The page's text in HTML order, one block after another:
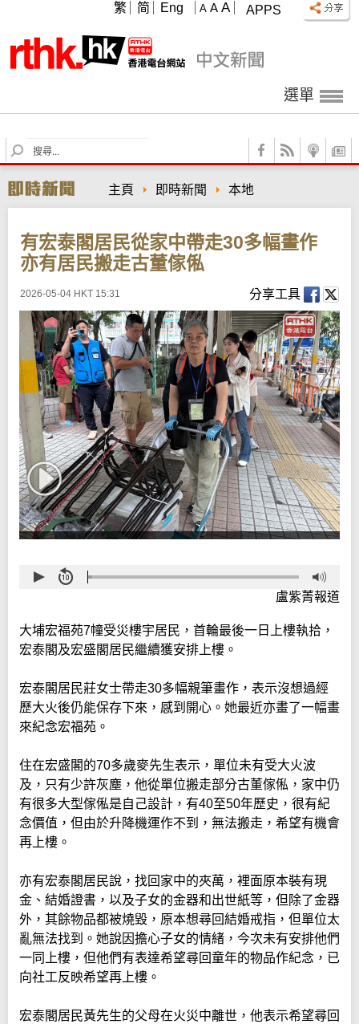
APPS
A A A
繁 简 Eng
選單
S
e
r
c
主頁 即時新聞 本地
有宏泰閣居民從家中帶走30多幅畫作
亦有居民搬走古董傢俬
2026-05-04 HKT 15:31 分享工具
盧紫菁報道
大埔宏福苑7幢受災樓宇居民，首輪最後一日上樓執拾，
宏泰閣及宏盛閣居民繼續獲安排上樓。
宏泰閣居民莊女士帶走30多幅親筆畫作，表示沒想過經
歷大火後仍能保存下來，感到開心。她最近亦畫了一幅畫
來紀念宏福苑。
住在宏盛閣的70多歲麥先生表示，單位未有受大火波
及，只有少許灰塵，他從單位搬走部分古董傢俬，家中仍
有很多大型傢俬是自己設計，有40至50年歷史，很有紀
念價值，但由於升降機運作不到，無法搬走，希望有機會
再上樓。
亦有宏泰閣居民說，找回家中的夾萬，裡面原本裝有現
金、結婚證書，以及子女的金器和出世紙等，但除了金器
外，其餘物品都被燒毀，原本想尋回結婚戒指，但單位太
亂無法找到。她說因擔心子女的情緒，今次未有安排他們
一同上樓，但他們有表達希望尋回童年的物品作紀念，已
向社工反映希望再上樓。
宏泰閣居民黃先生的父母在火災中離世，他表示希望尋回